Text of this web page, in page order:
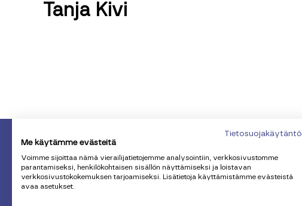
Tanja Kivi
Tietosuojakäytäntö
Me käytämme evästeitä
Voimme sijoittaa nämä vierailijatietojemme analysointiin, verkkosivustomme
parantamiseksi, henkilökohtaisen sisällön näyttämiseksi ja loistavan
verkkosivustokokemuksen tarjoamiseksi. Lisätietoja käyttämistämme evästeistä
avaa asetukset.